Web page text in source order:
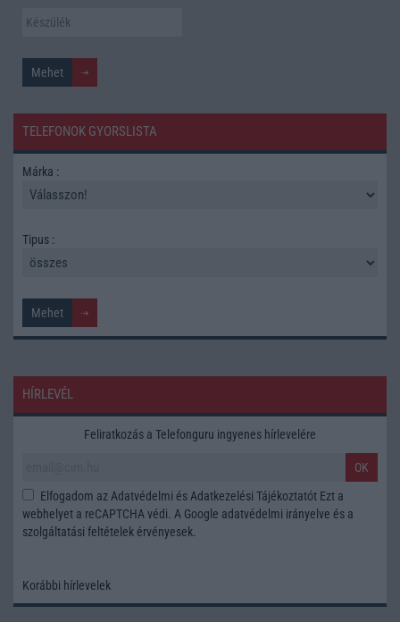
TELEFONOK GYORSLISTA
Márka :
Tipus :
HÍRLEVÉL
Feliratkozás a Telefonguru ingyenes hírlevelére
OK
Elfogadom az Adatvédelmi és Adatkezelési Tájékoztatót Ezt a
webhelyet a reCAPTCHA védi. A Google adatvédelmi irányelve és a
szolgáltatási feltételek érvényesek.
Korábbi hírlevelek